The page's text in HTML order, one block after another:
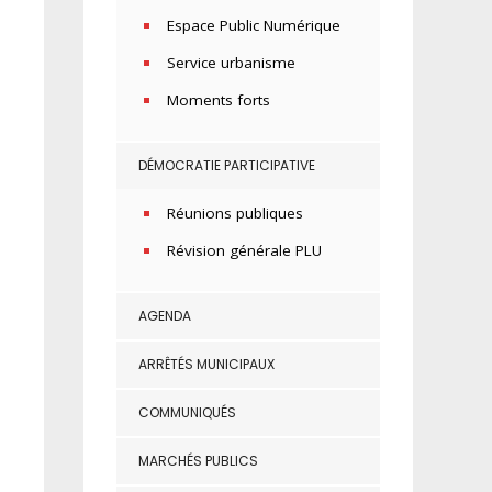
Espace Public Numérique
Service urbanisme
Moments forts
DÉMOCRATIE PARTICIPATIVE
Réunions publiques
Révision générale PLU
AGENDA
ARRÊTÉS MUNICIPAUX
COMMUNIQUÉS
MARCHÉS PUBLICS